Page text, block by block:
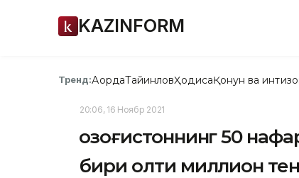
KAZINFORM
Тренд:АқордаТайинловҲодисаҚонун ва
20:06, 16 Ноябр 2021
Қозоғистоннинг 50
бири олти миллион